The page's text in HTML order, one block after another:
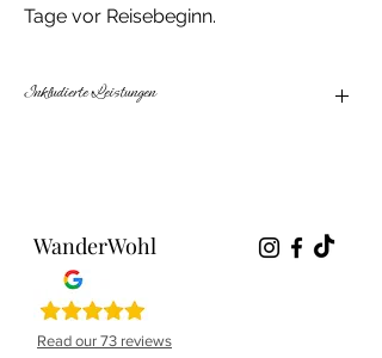
Tage vor Reisebeginn.
Inkludierte Leistungen
+ Flughafenshuttle
+ Wandertaxi
+ pflanzenbasierte
Ernährungsberatung inkl. Kochkurse
+ tägl. Meditations- und
WanderWohl
Read our 73 reviews